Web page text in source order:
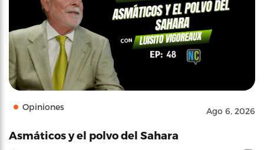
Opiniones Ago 6, 2026
Asmáticos y el polvo del Sahara